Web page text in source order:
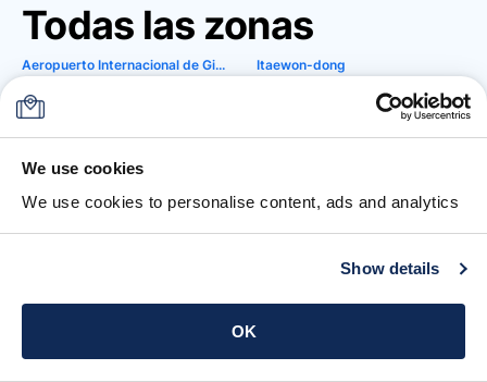
We use cookies
We use cookies to personalise content, ads and analytics
Show details
OK
Todas las zonas
Aeropuerto Internacional de Gimpo
Bukchon Hanok Village
Complejo del Palacio de Ch'angdokkung
Estadio Mundialista de Seúl
Gyeongbokgung
Itaewon-dong
Mercado de Namdaemun
Myeong-dong
N Seoul Tower